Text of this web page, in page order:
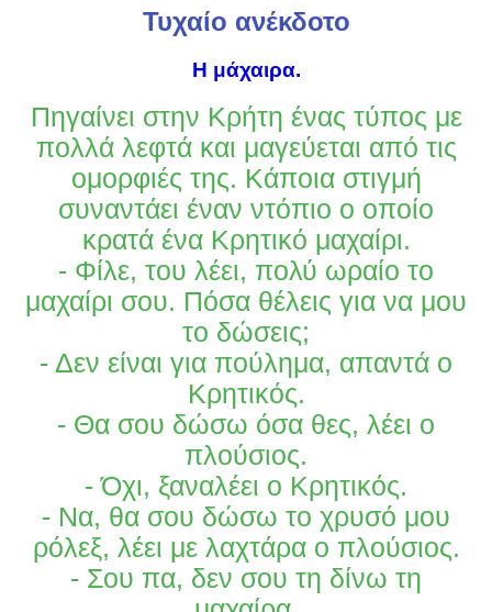
Τυχαίο ανέκδοτο
Η μάχαιρα.
Πηγαίνει στην Κρήτη ένας τύπος με
πολλά λεφτά και μαγεύεται από τις
ομορφιές της. Κάποια στιγμή
συναντάει έναν ντόπιο ο οποίο
κρατά ένα Κρητικό μαχαίρι.
- Φίλε, του λέει, πολύ ωραίο το
μαχαίρι σου. Πόσα θέλεις για να μου
το δώσεις;
- Δεν είναι για πούλημα, απαντά ο
Κρητικός.
- Θα σου δώσω όσα θες, λέει ο
πλούσιος.
- Όχι, ξαναλέει ο Κρητικός.
- Να, θα σου δώσω το χρυσό μου
ρόλεξ, λέει με λαχτάρα ο πλούσιος.
- Σου πα, δεν σου τη δίνω τη